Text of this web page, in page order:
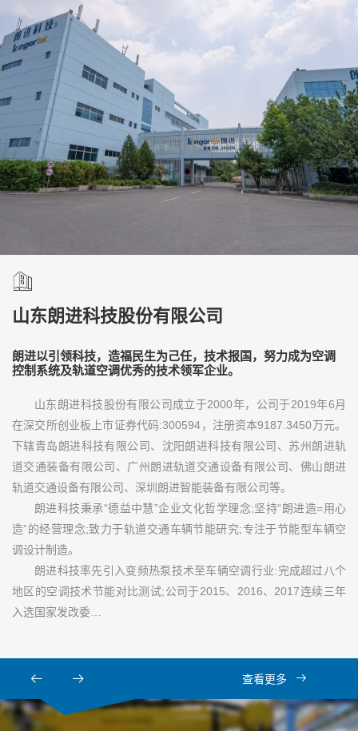
山东朗进科技股份有限公司
朗进以引领科技，造福民生为己任，技术报国，努力成为空调
控制系统及轨道空调优秀的技术领军企业。
山东朗进科技股份有限公司成立于2000年，公司于2019年6月
在深交所创业板上市证券代码:300594，注册资本9187.3450万元。
下辖青岛朗进科技有限公司、沈阳朗进科技有限公司、苏州朗进轨
道交通装备有限公司、广州朗进轨道交通设备有限公司、佛山朗进
轨道交通设备有限公司、深圳朗进智能装备有限公司等。
朗进科技秉承“德益中慧”企业文化哲学理念;坚持“朗进造=用心
造”的经营理念;致力于轨道交通车辆节能研究;专注于节能型车辆空
调设计制造。
朗进科技率先引入变频热泵技术至车辆空调行业:完成超过八个
地区的空调技术节能对比测试;公司于2015、2016、2017连续三年
入选国家发改委…
查看更多